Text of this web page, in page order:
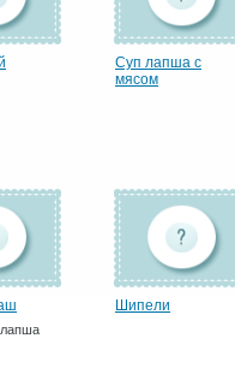
Суп лапша с
мясом
Шипели